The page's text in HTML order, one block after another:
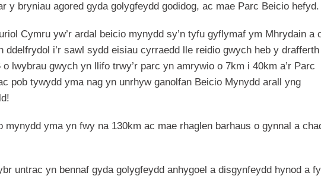
y bryniau agored gyda golygfeydd godidog, ac mae Parc Beicio hefyd.
Cymru yw’r ardal beicio mynydd sy’n tyfu gyflymaf ym Mhrydain a
ddelfrydol i’r sawl sydd eisiau cyrraedd lle reidio gwych heb y
lwybrau gwych yn llifo trwy’r parc yn amrywio o 7km i 40km a’r Parc
pob tywydd yma nag yn unrhyw ganolfan Beicio Mynydd arall yng
yma yn fwy na 130km ac mae rhaglen barhaus o gynnal a
untrac yn bennaf gyda golygfeydd anhygoel a disgynfeydd hynod a